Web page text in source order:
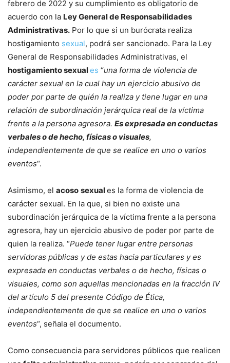
febrero de 2022 y su cumplimiento es obligatorio de
acuerdo con la Ley General de Responsabilidades
Administrativas. Por lo que si un burócrata realiza
hostigamiento sexual, podrá ser sancionado. Para la Ley
General de Responsabilidades Administrativas, el
hostigamiento sexuales “una forma de violencia de
carácter sexual en la cual hay un ejercicio abusivo de
poder por parte de quién la realiza y tiene lugar en una
relación de subordinación jerárquica real de la víctima
frente a la persona agresora. Es expresada en conductas
verbales o de hecho, físicas o visuales,
independientemente de que se realice en uno o varios
eventos“.
Asimismo, el acoso sexuales la forma de violencia de
carácter sexual. En la que, si bien no existe una
subordinación jerárquica de la víctima frente a la persona
agresora, hay un ejercicio abusivo de poder por parte de
quien la realiza. “Puede tener lugar entre personas
servidoras públicas y de estas hacia particulares y es
expresada en conductas verbales o de hecho, físicas o
visuales, como son aquellas mencionadas en la fracción IV
del artículo 5 del presente Código de Ética,
independientemente de que se realice en uno o varios
eventos“, señala el documento.
Como consecuencia para servidores públicos que realicen